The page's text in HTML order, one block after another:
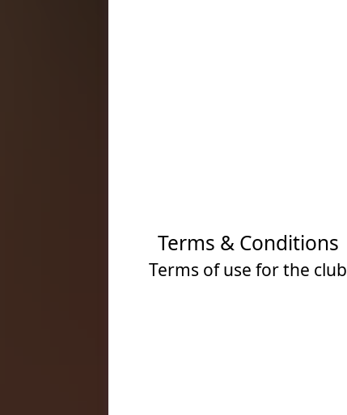
Terms & Conditions
Terms of use for the club